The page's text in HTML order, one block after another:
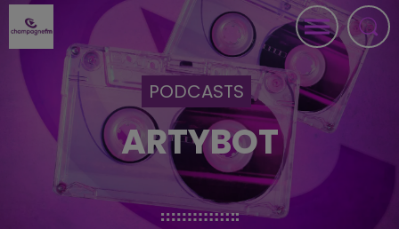
PODCASTS
ARTYBOT